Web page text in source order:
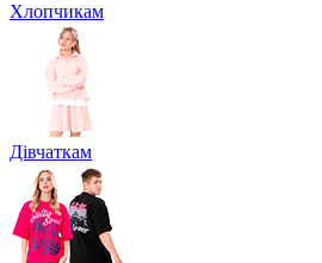
Хлопчикам
Дівчаткам